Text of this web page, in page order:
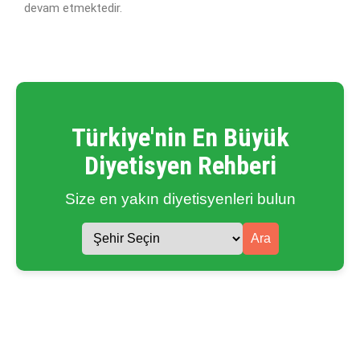
devam etmektedir.
Türkiye'nin En Büyük
Diyetisyen Rehberi
Size en yakın diyetisyenleri bulun
Ara